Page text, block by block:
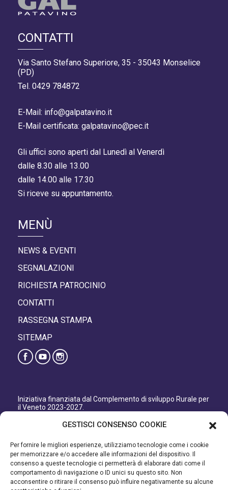
GESTISCI CONSENSO COOKIE
Per fornire le migliori esperienze, utilizziamo tecnologie come i cookie
per memorizzare e/o accedere alle informazioni del dispositivo. Il
consenso a queste tecnologie ci permetterà di elaborare dati come il
comportamento di navigazione o ID unici su questo sito. Non
acconsentire o ritirare il consenso può influire negativamente su alcune
CONTATTI
Via Santo Stefano Superiore, 35 - 35043 Monselice
(PD)
Tel. 0429 784872
E-Mail: info@galpatavino.it
E-Mail certificata: galpatavino@pec.it
Gli uffici sono aperti dal Lunedì al Venerdì
dalle 8.30 alle 13.00
dalle 14.00 alle 17.30
Si riceve su appuntamento.
MENÙ
NEWS & EVENTI
SEGNALAZIONI
RICHIESTA PATROCINIO
CONTATTI
RASSEGNA STAMPA
SITEMAP
Iniziativa finanziata dal Complemento di sviluppo Rurale per
il Veneto 2023-2027.
Direzione AdG FEASR Bonifica e Irrigazione.
Iniziativa finanziata dal Programma di Sviluppo Rurale per il
Veneto 2014-2022.